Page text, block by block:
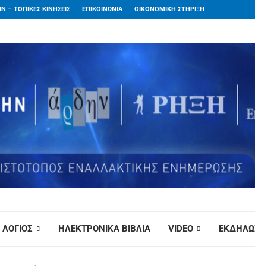
– ΤΟΠΙΚΕΣ ΚΙΝΗΣΕΙΣ ΕΠΙΚΟΙΝΩΝΙΑ ΟΙΚΟΝΟΜΙΚΗ ΣΤΗΡΙΞΗ
ΗΛΕΚΤΡΟΝΙΚΑ ΒΙΒΛΙΑ VIDEO